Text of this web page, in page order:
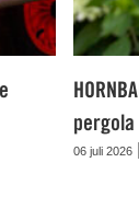
pergola
06 juli 2026